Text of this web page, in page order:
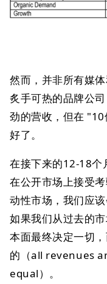
然而，并非所有媒
炙手可热的品牌公
劲的营收，但在
好了。
在接下来的12-18个
在公开市场上接受
动性市场，我们应
如果我们从过去的
本面最终决定一切
的（all revenues
equal）。